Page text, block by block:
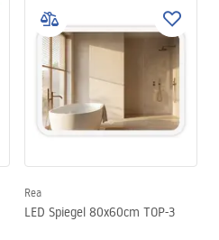
Rea
LED Spiegel 80x60cm TOP-3